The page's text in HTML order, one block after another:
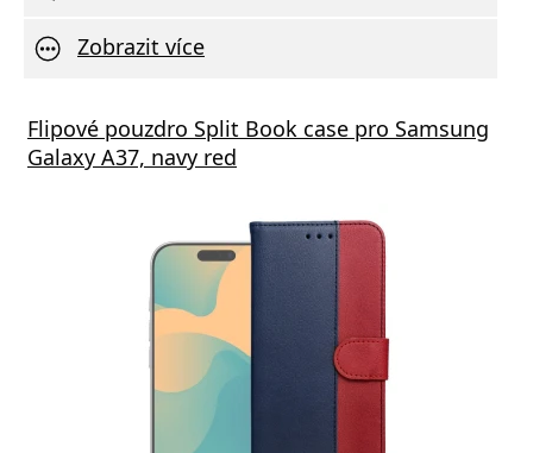
Zobrazit více
Flipové pouzdro Split Book case pro Samsung
Galaxy A37, navy red